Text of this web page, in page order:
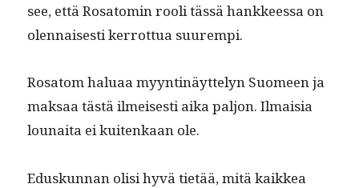
see, että Rosatomin rooli tässä han­kkeessa on
olen­nais­es­ti ker­rot­tua suurempi.
Rosatom halu­aa myyntinäyt­te­lyn Suomeen ja
mak­saa tästä ilmeis­es­ti aika paljon. Ilmaisia
lounai­ta ei kuitenkaan ole.
Eduskun­nan olisi hyvä tietää, mitä kaikkea